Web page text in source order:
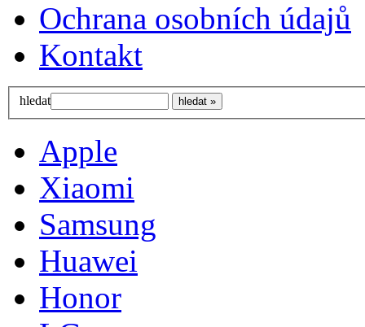
Ochrana osobních údajů
Kontakt
hledat
Apple
Xiaomi
Samsung
Huawei
Honor